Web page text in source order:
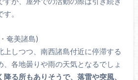
。
奄美諸島)
上しつつ、南西諸島付近に停滞する
、各地曇りや雨の天気となるでしょ
る所もありそうで、落雷や突風、